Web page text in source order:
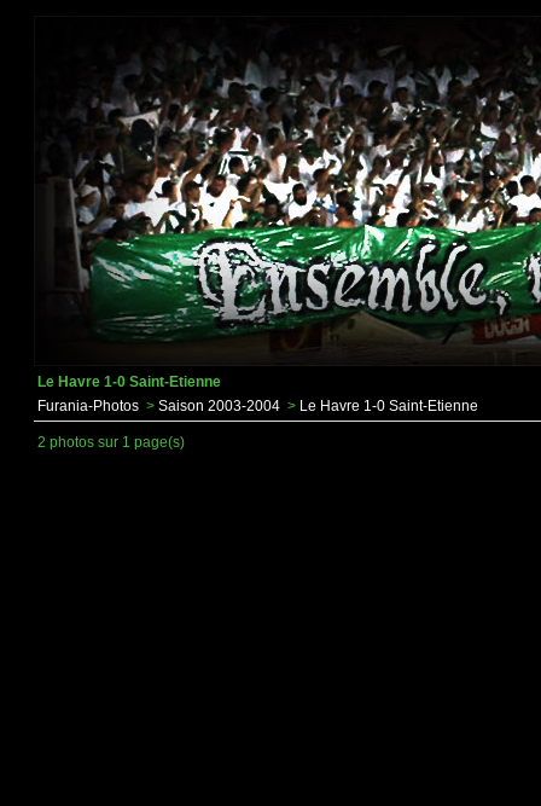
Le Havre 1-0 Saint-Etienne
Furania-Photos > Saison 2003-2004 > Le Havre 1-0 Saint-Etienne
2 photos sur 1 page(s)